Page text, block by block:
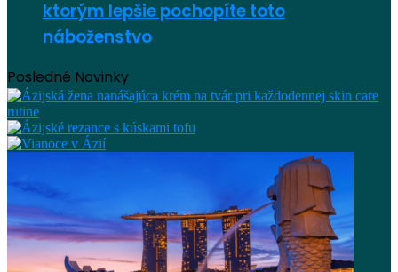
ktorým lepšie pochopíte toto
náboženstvo
Posledné Novinky